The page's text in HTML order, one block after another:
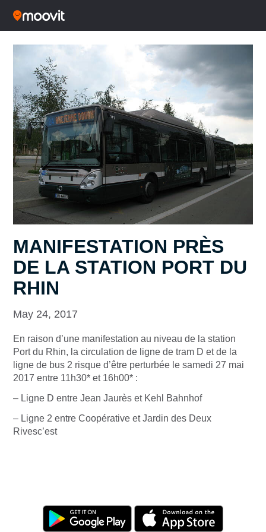
MANIFESTATION PRÈS
DE LA STATION PORT DU
RHIN
May 24, 2017
En raison d’une manifestation au niveau de la station
Port du Rhin, la circulation de ligne de tram D et de la
ligne de bus 2 risque d’être perturbée le samedi 27 mai
2017 entre 11h30* et 16h00* :
– Ligne D entre Jean Jaurès et Kehl Bahnhof
– Ligne 2 entre Coopérative et Jardin des Deux
Rivesc’est